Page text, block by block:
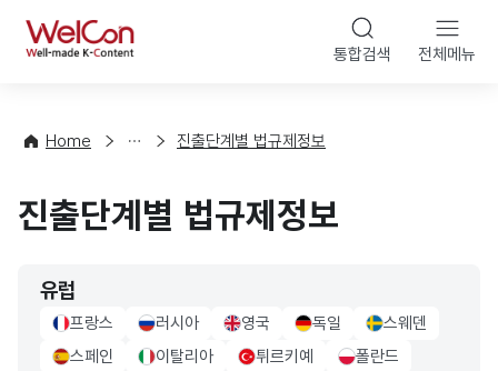
WelCon 통합검색 전체메뉴
Home
률
책
진출단계별 법규제정보
진출단계별 법규제정보
유럽
france Flag
프랑스 russia Flag
러시아 UK Flag
영국 germany Flag
독일 sweden Flag
스웨덴
sapin Flag
스페인 italy Flag
이탈리아 turkiye Flag
튀르키예 poland Flag
폴란드